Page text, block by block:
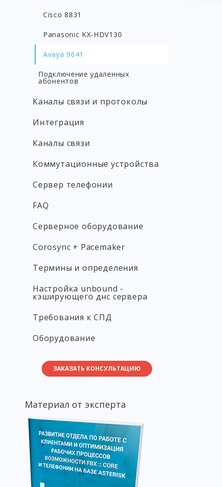
Cisco 8831
Panasonic KX-HDV130
Avaya 9641
Подключение удаленных
абонентов
Каналы связи и протоколы
Интеграция
Каналы связи
Коммутационные устройства
Сервер телефонии
FAQ
Серверное оборудование
Corosync + Pacemaker
Термины и определения
Настройка unbound -
кэширующего днс сервера
Требования к СПД
Оборудование
ЗАКАЗАТЬ КОНСУЛЬТАЦИЮ
Материал от эксперта